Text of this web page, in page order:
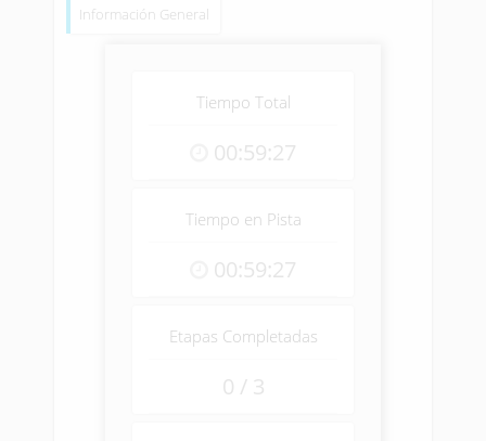
Información General
Tiempo Total
00:59:27
Tiempo en Pista
00:59:27
Etapas Completadas
0 / 3